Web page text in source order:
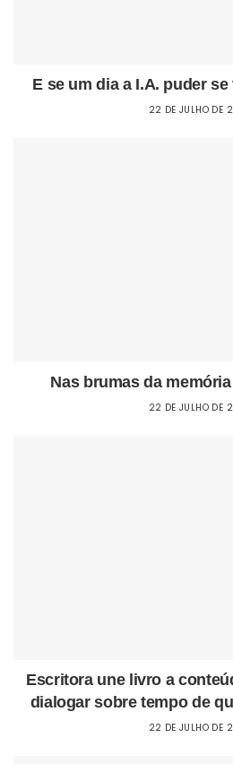
E se um dia a I.A. puder
22 DE JULHO DE
Nas brumas da
22 DE JULHO DE
Escritora une livro a
dialogar sobre tempo de
22 DE JULHO DE